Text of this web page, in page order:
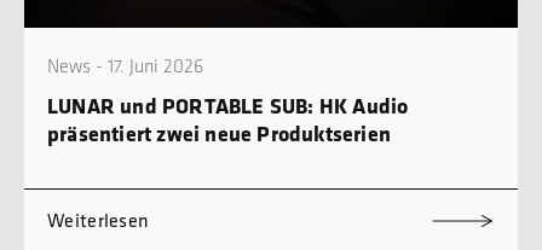
News - 17. Juni 2026
LUNAR und PORTABLE SUB: HK Audio
präsentiert zwei neue Produktserien
Weiterlesen